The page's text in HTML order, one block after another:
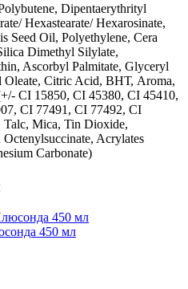
Dipentaerythrityl
Hexastearate/ Hexarosinate,
Seed Oil, Polyethylene, Cera
Dimethyl Silylate,
Ascorbyl Palmitate, Glyceryl
Oleate, Citric Acid, ВНТ, Aroma,
CI 15850, CI 45380, CI 45410,
CI 77491, CI 77492, CI
Talc, Mica, Tin Dioxide,
Acrylates
Carbonate)
450 мл